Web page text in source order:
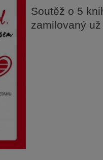
Soutěž o 5
zamilovaný